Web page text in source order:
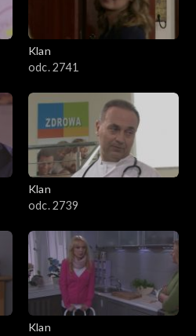
Klan
odc. 2741
Klan
odc. 2739
Klan